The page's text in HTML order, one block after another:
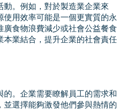
。例如，對於製造業企業來
用效率可能是一個更實質的永
食物浪費減少或社會公益餐食
本業結合，提升企業的社會責任
的。企業需要瞭解員工的需求和
選擇能夠激發他們參與熱情的